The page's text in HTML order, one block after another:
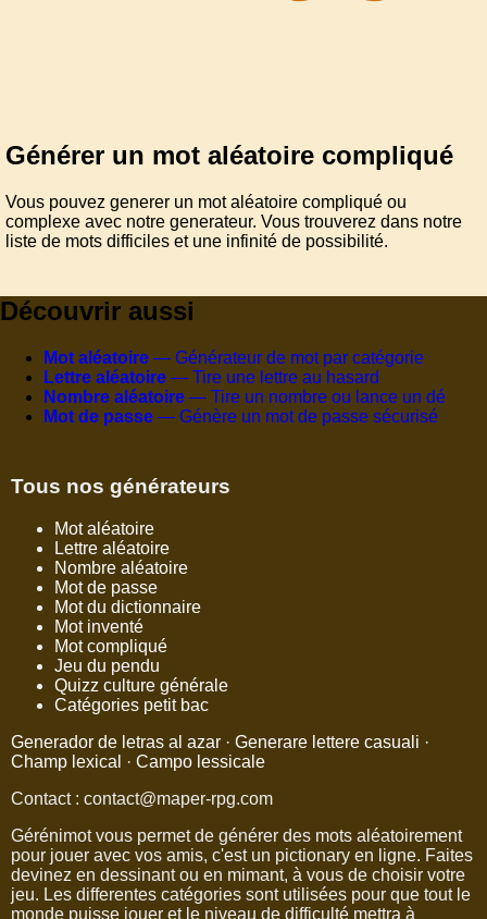
Générer un mot aléatoire compliqué
Vous pouvez generer un mot aléatoire compliqué ou
complexe avec notre generateur. Vous trouverez dans notre
liste de mots difficiles et une infinité de possibilité.
Découvrir aussi
Mot aléatoire — Générateur de mot par catégorie
Lettre aléatoire — Tire une lettre au hasard
Nombre aléatoire — Tire un nombre ou lance un dé
Mot de passe — Génère un mot de passe sécurisé
Tous nos générateurs
Mot aléatoire
Lettre aléatoire
Nombre aléatoire
Mot de passe
Mot du dictionnaire
Mot inventé
Mot compliqué
Jeu du pendu
Quizz culture générale
Catégories petit bac
Generador de letras al azar · Generare lettere casuali ·
Champ lexical
· Campo lessicale
Contact : contact@maper-rpg.com
Gérénimot vous permet de générer des mots aléatoirement
pour jouer avec vos amis, c'est un pictionary en ligne. Faites
devinez en dessinant ou en mimant, à vous de choisir votre
jeu. Les differentes catégories sont utilisées pour que tout le
monde puisse jouer et le niveau de difficulté mettra à